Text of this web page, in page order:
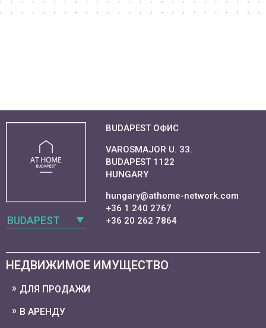
BUDAPEST
BUDAPEST ОФИС
VAROSMAJOR U. 33.
BUDAPEST 1122
HUNGARY
hungary@athome-network.com
+36 1 240 2767
+36 20 262 7864
НЕДВИЖИМОЕ ИМУЩЕСТВО
ДЛЯ ПРОДАЖИ
В АРЕНДУ